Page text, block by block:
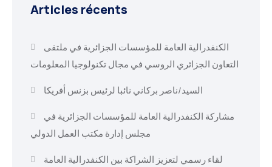
Articles récents
الكنفدرالية العامة للمؤسسات الجزائرية في ملتقى
التعاون الجزائري الروسي في مجال تكنولوجيا المعلومات
السيد/ناصر بركاني نائبا لرئيس بزنس أفريكا
مشاركة الكنفدرالية العامة للمؤسسات الجزائرية في
مجلس إدارة مكتب العمل الدولي
لقاء رسمي لتعزيز الشراكة بين الكنفدرالية العامة